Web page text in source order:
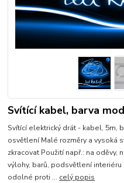
Svítící kabel, barva
Svítící elektrický drát - kabel, 5m,
osvětlení Malé rozměry a vysoká
zkracovat Použití např.: na oděvy,
výlohy, barů, podsvětlení
odolné proti ... celý popis